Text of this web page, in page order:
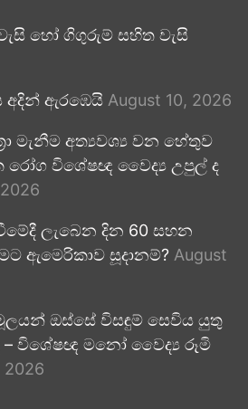
හෝ ගිගුරුම් සහිත වැසි
අදින් ඇරඹෙයි August 10, 2026
මැනීම අත්‍යවශ්‍ය වන හේතුව
රෝග විශේෂඥ වෛද්‍ය උපුල් ද
ලැබෙන දින 60 සහන
ඇමෙරිකාව සූදානම්? August
ඔස්සේ විසඳුම් සෙවිය යුතු
– විශේෂඥ මනෝ වෛද්‍ය රූමි
2026